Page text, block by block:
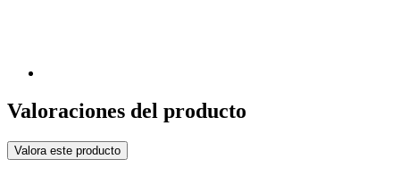
Valoraciones del producto
Valora este producto